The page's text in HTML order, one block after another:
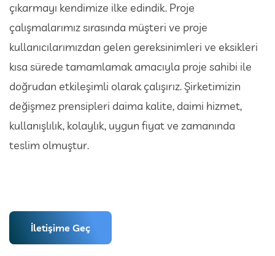
çıkarmayı kendimize ilke edindik. Proje
çalışmalarımız sırasında müşteri ve proje
kullanıcılarımızdan gelen gereksinimleri ve eksikleri
kısa sürede tamamlamak amacıyla proje sahibi ile
doğrudan etkileşimli olarak çalışırız. Şirketimizin
değişmez prensipleri daima kalite, daimi hizmet,
kullanışlılık, kolaylık, uygun fiyat ve zamanında
teslim olmuştur.
İletişime Geç